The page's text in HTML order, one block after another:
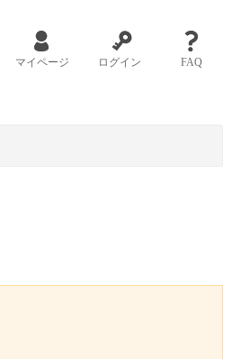
マイページ ログイン FAQ